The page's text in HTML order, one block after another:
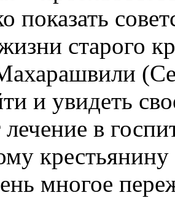
показать
старого
и увидеть
в
многое